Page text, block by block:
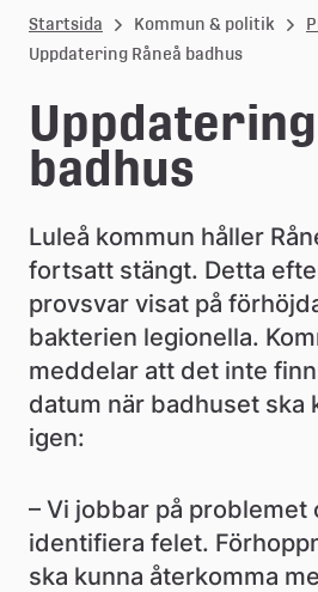
u
l
e
å
k
o
m
m
u
n
Startsida Kommun & politik
Uppdatering Råneå badhus
Uppdatering
badhus
Luleå kommun håller
fortsatt stängt. Detta
provsvar visat på
bakterien legionella.
meddelar att det inte
datum när badhuset ska
igen:
– Vi jobbar på problemet
identifiera felet.
ska kunna återkomma